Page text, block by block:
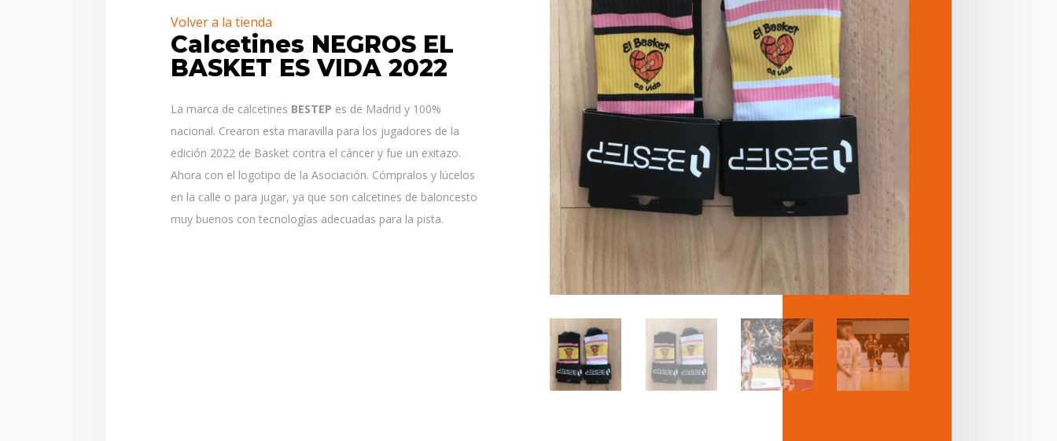
Volver a la tienda
Calcetines NEGROS EL
BASKET ES VIDA 2022
La marca de calcetines BESTEP es de Madrid y 100%
nacional. Crearon esta maravilla para los jugadores de la
edición 2022 de Basket contra el cáncer y fue un exitazo.
Ahora con el logotipo de la Asociación. Cómpralos y lúcelos
en la calle o para jugar, ya que son calcetines de baloncesto
muy buenos con tecnologías adecuadas para la pista.